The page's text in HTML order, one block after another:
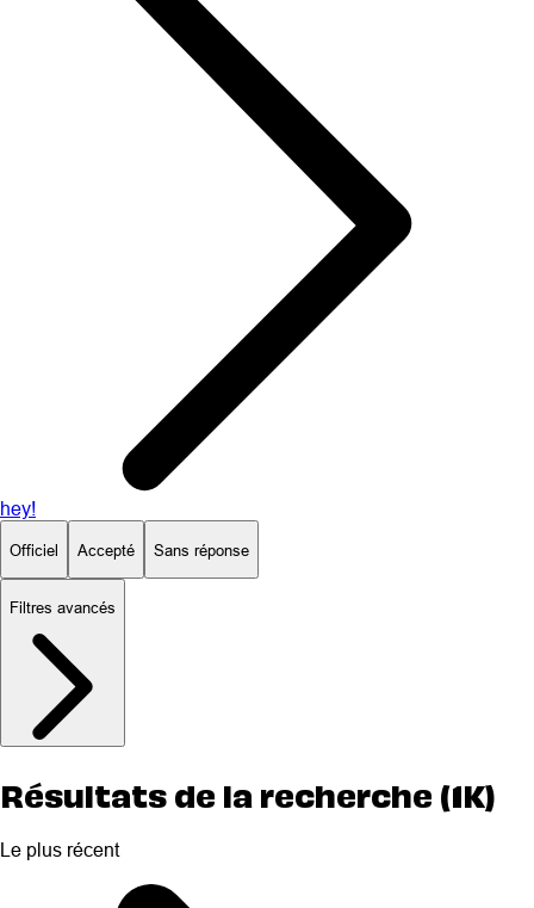
hey!
Officiel Accepté Sans réponse
Filtres avancés
Résultats de la recherche (1K)
Le plus récent